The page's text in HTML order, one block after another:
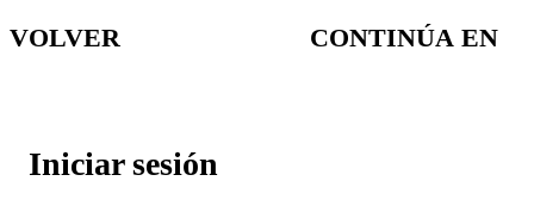
VOLVER CONTINÚA EN
Iniciar sesión